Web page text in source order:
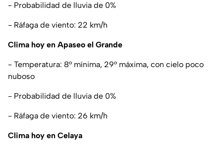
- Probabilidad de lluvia de 0%
- Ráfaga de viento: 22 km/h
Clima hoy en Apaseo el Grande
- Temperatura: 8° mínima, 29° máxima, con cielo poco
nuboso
- Probabilidad de lluvia de 0%
- Ráfaga de viento: 26 km/h
Clima hoy en Celaya